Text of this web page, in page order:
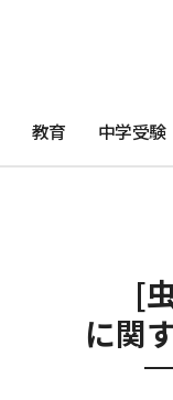
教育 中学受験
[
に関